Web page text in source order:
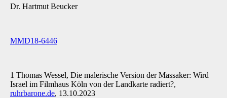
Dr. Hartmut Beucker
MMD18-6446
1 Thomas Wessel, Die malerische Version der Massaker: Wird
Israel im Filmhaus Köln von der Landkarte radiert?,
ruhrbarone.de, 13.10.2023